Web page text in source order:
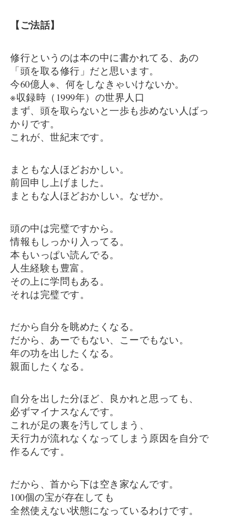
【ご法話】
修行というのは本の中に書かれてる、あの
「頭を取る修行」だと思います。
今60億人※、何をしなきゃいけないか。
※収録時（1999年）の世界人口
まず、頭を取らないと一歩も歩めない人ばっ
かりです。
これが、世紀末です。
まともな人ほどおかしい。
前回申し上げました。
まともな人ほどおかしい。なぜか。
頭の中は完璧ですから。
情報もしっかり入ってる。
本もいっぱい読んでる。
人生経験も豊富。
その上に学問もある。
それは完璧です。
だから自分を眺めたくなる。
だから、あーでもない、こーでもない。
年の功を出したくなる。
親面したくなる。
自分を出した分ほど、良かれと思っても、
必ずマイナスなんです。
これが足の裏を汚してしまう、
天行力が流れなくなってしまう原因を自分で
作るんです。
だから、首から下は空き家なんです。
100個の宝が存在しても
全然使えない状態になっているわけです。